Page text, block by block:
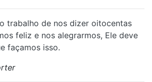
trabalho de nos dizer oitocentas
feliz e nos alegrarmos, Ele deve
façamos isso.